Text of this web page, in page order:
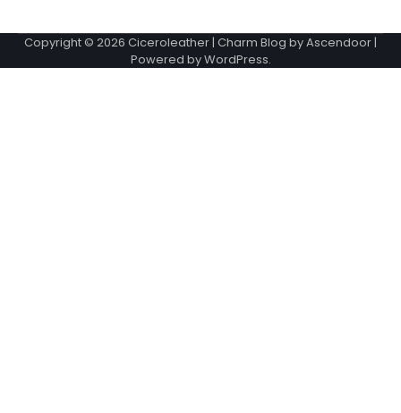
Copyright © 2026 Ciceroleather| Charm Blog byAscendoor|
Powered byWordPress.